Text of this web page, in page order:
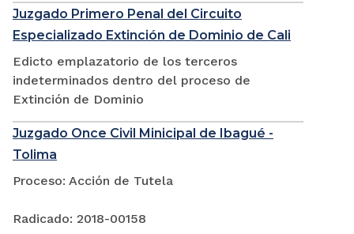
Juzgado Primero Penal del Circuito
Especializado Extinción de Dominio de Cali
Edicto emplazatorio de los terceros
indeterminados dentro del proceso de
Extinción de Dominio
Juzgado Once Civil Minicipal de Ibagué -
Tolima
Proceso: Acción de Tutela
Radicado: 2018-00158